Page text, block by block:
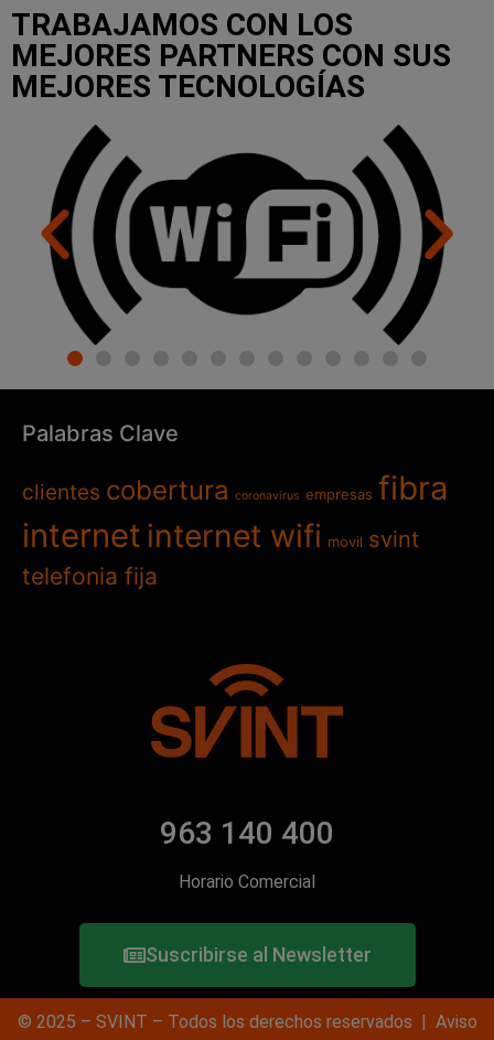
TRABAJAMOS CON LOS
MEJORES PARTNERS CON SUS
MEJORES TECNOLOGÍAS
Palabras Clave
clientes cobertura coronavirus empresas fibra
internet internet wifi movil svint
telefonia fija
963 140 400
Horario Comercial
Suscribirse al Newsletter
© 2025 – SVINT – Todos los derechos reservados | Aviso